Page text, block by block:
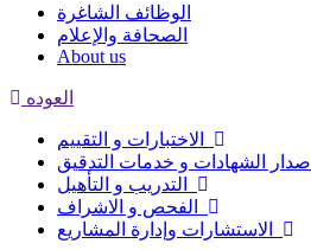
الوظائف الشاغرة
الصحافة والإعلام
About us
العوده